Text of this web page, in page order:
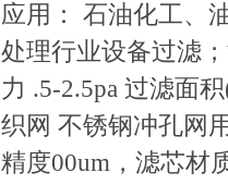
应用： 石油化工、
处理行业设备过滤
力 .5-2.5pa 过滤面
织网 不锈钢冲孔网
精度00um，滤芯材